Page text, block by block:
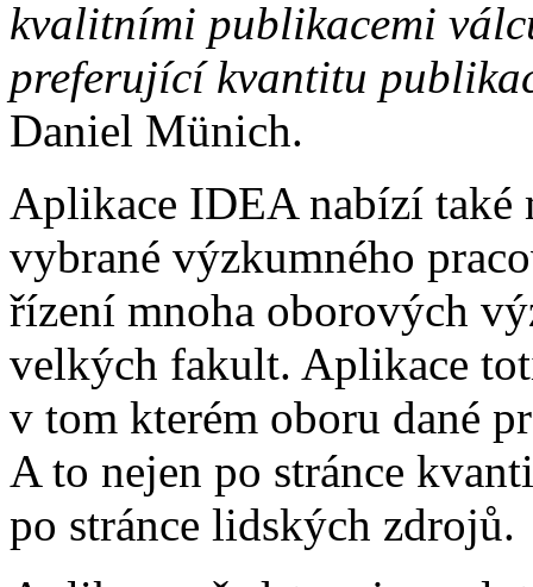
kvalitními publikacemi
preferující kvantitu
Daniel Münich.
Aplikace IDEA nabízí také
vybrané výzkumného
řízení mnoha oborových
velkých fakult. Aplikace
v tom kterém oboru dané
A to nejen po stránce
po stránce lidských zdrojů.